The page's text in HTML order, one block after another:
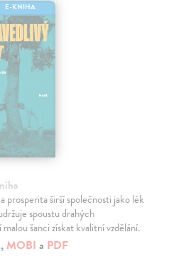
E-KNIHA
širší společnosti jako lék
spoustu drahých
šanci získat kvalitní vzdělání.
, MOBI a PDF